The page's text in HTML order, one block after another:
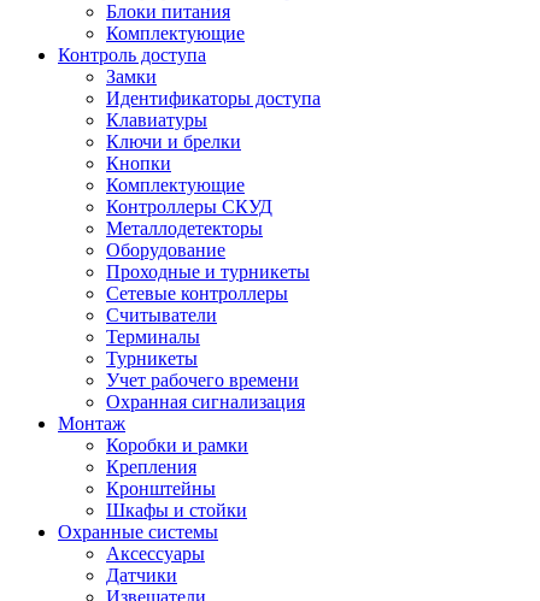
Блоки питания
Комплектующие
Контроль доступа
Замки
Идентификаторы доступа
Клавиатуры
Ключи и брелки
Кнопки
Комплектующие
Контроллеры СКУД
Металлодетекторы
Оборудование
Проходные и турникеты
Сетевые контроллеры
Считыватели
Терминалы
Турникеты
Учет рабочего времени
Охранная сигнализация
Монтаж
Коробки и рамки
Крепления
Кронштейны
Шкафы и стойки
Охранные системы
Аксессуары
Датчики
Извещатели